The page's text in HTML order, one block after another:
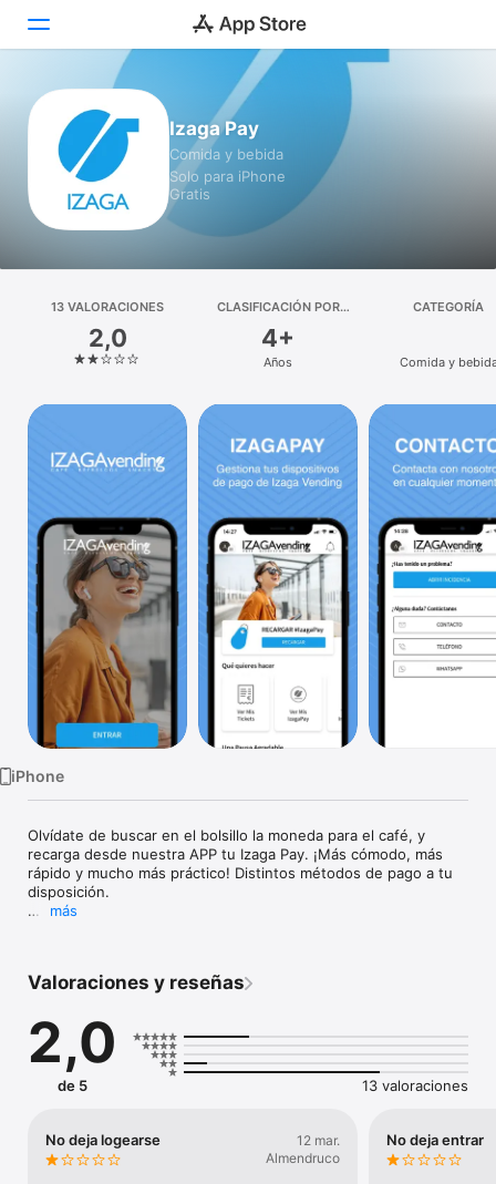
Hoy
Juegos
Apps
Plataforma
iPhone
iPad
Watch
Izaga Pay
Comida y bebida
Solo para iPhone
Gratis
13 VALORACIONES
2,0
CLASIFICACIÓN POR
4+
Años
CATEGORÍA
Comida y
iPhone
Olvídate de buscar en el bolsillo la moneda para el café, y
recarga desde nuestra APP tu Izaga Pay. ¡Más cómodo, más
rápido y mucho más práctico! Distintos métodos de pago a tu
disposición.
* Descargar tus tickets de compra.
* Avisarnos de incidencias o averías.
* Promociones exclusivas
más
Valoraciones y reseñas
2,0
de 5 13 valoraciones
No deja logearse
12 mar.
Almendruco
No deja entrar